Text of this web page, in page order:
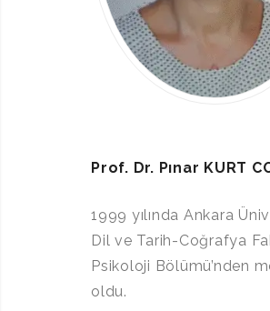
Prof. Dr. Pınar KURT
1999 yılında Ankara
Dil ve Tarih-Coğrafya
Psikoloji Bölümü’nden
oldu.